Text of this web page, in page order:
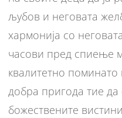
љубов и неговата
хармонија со
часови пред спиење
квалитетно
добра пригода тие да
божествените